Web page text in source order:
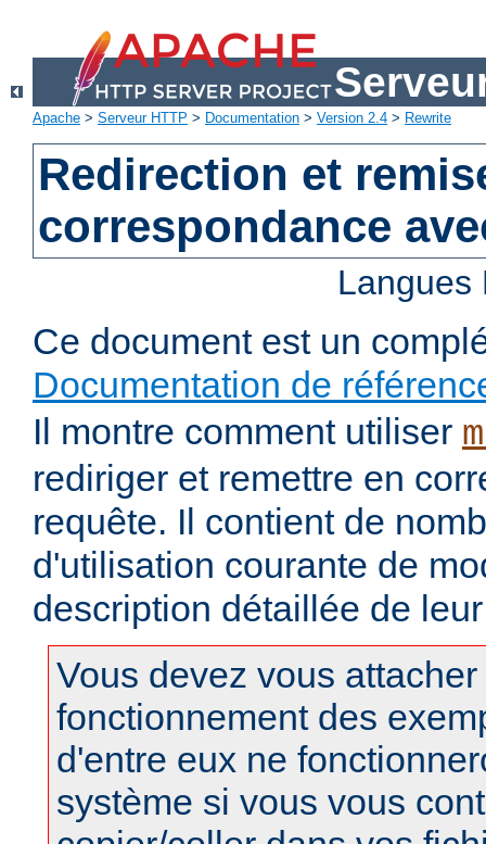
Apache > Serveur HTTP > Documentation > Version 2.4 > Rewrite
Redirection et
correspondance
Ce document est un
Documentation de
Il montre comment utiliser
rediriger et remettre en
requête. Il contient de
d'utilisation courante de
description détaillée de
Vous devez vous
fonctionnement des
d'entre eux ne
système si vous vous